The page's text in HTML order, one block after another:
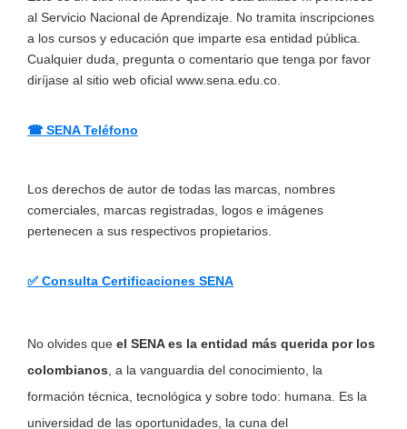
al Servicio Nacional de Aprendizaje. No tramita inscripciones
a los cursos y educación que imparte esa entidad pública.
Cualquier duda, pregunta o comentario que tenga por favor
diríjase al sitio web oficial www.sena.edu.co.
☎ SENA Teléfono
Los derechos de autor de todas las marcas, nombres
comerciales, marcas registradas, logos e imágenes
pertenecen a sus respectivos propietarios.
✅ Consulta Certificaciones SENA
No olvides que el SENA es la entidad más querida por los
colombianos , a la vanguardia del conocimiento, la
formación técnica, tecnológica y sobre todo: humana. Es la
universidad de las oportunidades, la cuna del